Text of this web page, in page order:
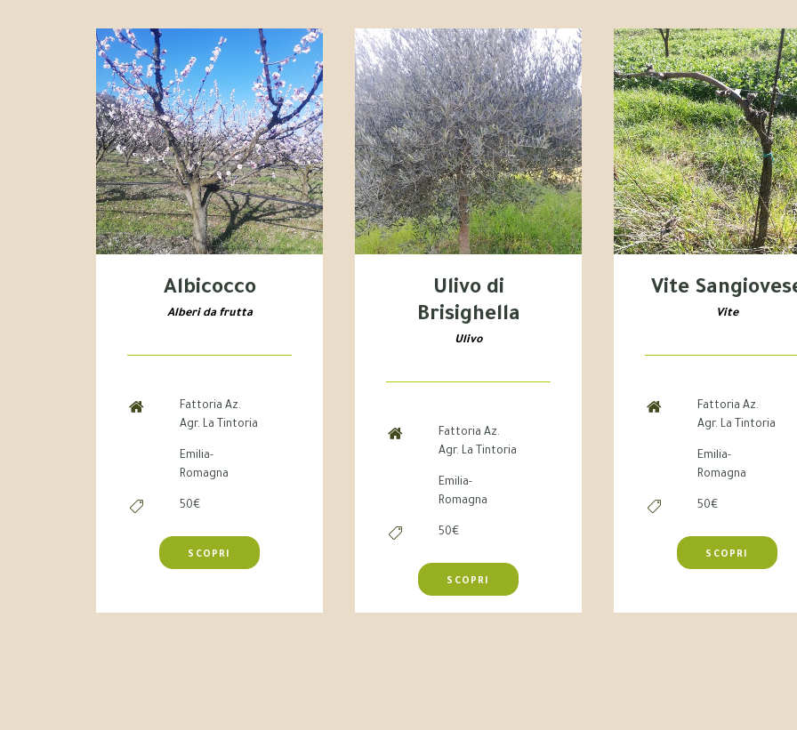
Albicocco
Alberi da frutta
Fattoria Az.
Agr. La Tintoria
Emilia-
Romagna
50€
SCOPRI
Ulivo di
Brisighella
Ulivo
Fattoria Az.
Agr. La Tintoria
Emilia-
Romagna
50€
SCOPRI
Vite
Vite
Fattoria Az.
Agr. La Tintoria
Emilia-
Romagna
50€
SCOPRI